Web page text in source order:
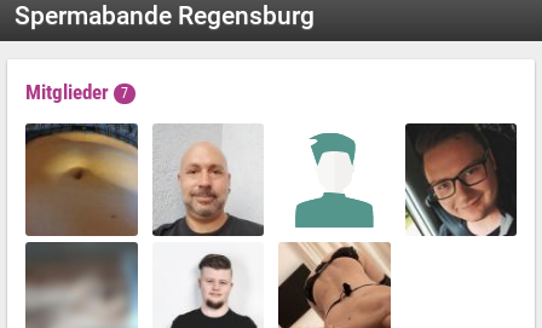
Spermabande Regensburg
Mitglieder 7